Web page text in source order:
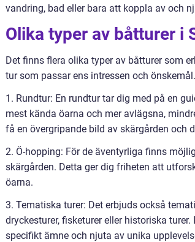
vandring, bad eller bara att koppla av och
Olika typer av båtturer i
Det finns flera olika typer av båtturer som
tur som passar ens intressen och
1. Rundtur: En rundtur tar dig med på en
mest kända öarna och mer avlägsna,
få en övergripande bild av skärgården och
2. Ö-hopping: För de äventyrliga finns
skärgården. Detta ger dig friheten att
öarna.
3. Tematiska turer: Det erbjuds också
dryckesturer, fisketurer eller historiska
specifikt ämne och njuta av unika